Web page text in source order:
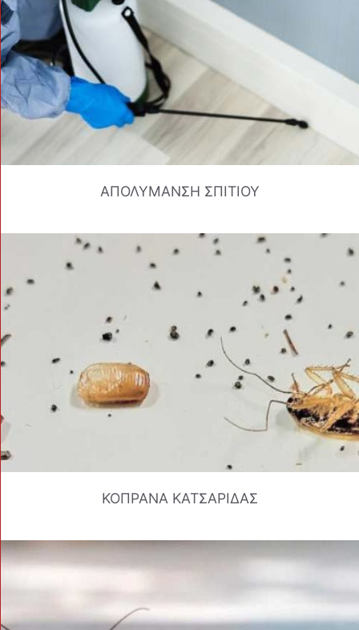
ΑΠΟΛΥΜΑΝΣΗ ΣΠΙΤΙΟΥ
ΚΟΠΡΑΝΑ ΚΑΤΣΑΡΙΔΑΣ